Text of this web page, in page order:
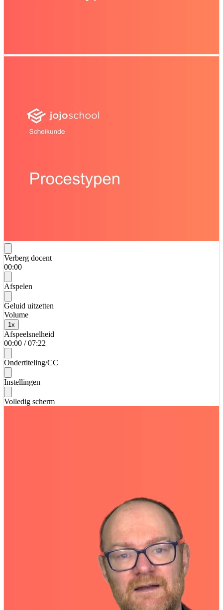
Verberg docent
00:00
Afspelen
Geluid uitzetten
Volume
1 x
Afspeelsnelheid
00:00 / 07:22
Ondertiteling/CC
Instellingen
Volledig scherm